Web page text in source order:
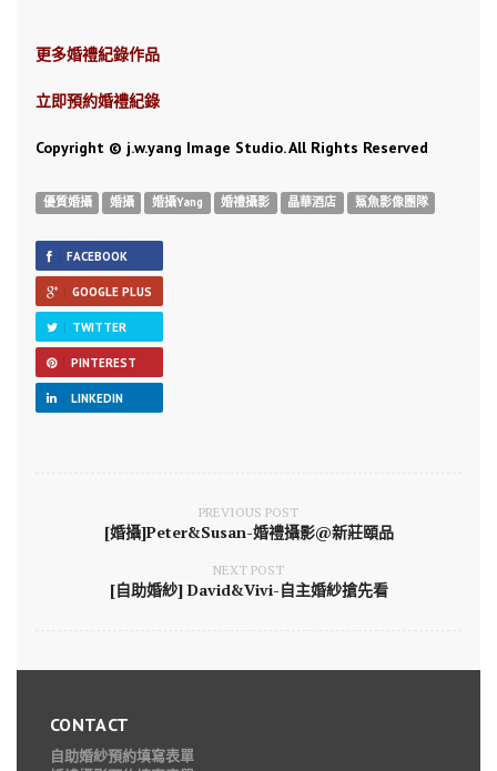
更多婚禮紀錄作品
立即預約婚禮紀錄
Copyright © j.w.yang Image Studio. All Rights Reserved
優質婚攝 婚攝 婚攝Yang 婚禮攝影 晶華酒店 鯊魚影像團隊
FACEBOOK
GOOGLE PLUS
TWITTER
PINTEREST
LINKEDIN
PREVIOUS POST
[婚攝]Peter&Susan-婚禮攝影@新莊頤品
NEXT POST
[自助婚紗] David&Vivi-自主婚紗搶先看
CONTACT
自助婚紗預約填寫表單